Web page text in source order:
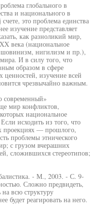
глобального в
и национального в
это проблема единства
изучение представляет
как разноликий мир,
века (национальное
шовинизм, нигилизм и пр.),
И в силу того, что
образом в сфере
ценностей, изучение всей
чрезвычайно важным.
современный»
мир конфликтов,
национальное
исходить из того, что
проекциях — прошлого,
проблемы этнического
с грузом вчерашних
сложившихся стереотипов;
- М., 2003. - С. 9-
Сложно предвидеть,
на всю структуру
будет реагировать на него.